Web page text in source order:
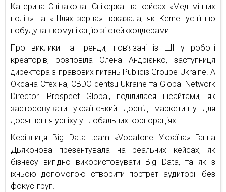
Катерина Співакова. Спікерка на кейсах «Мед мінних
полів» та «Шлях зерна» показала, як Kernel успішно
побудував комунікацію зі стейкхолдерами.
Про виклики та тренди, пов’язані із ШІ у роботі
креаторів, розповіла Олена Андрієнко, заступниця
директора з правових питань Publicis Groupe Ukraine. А
Оксана Стехіна, CBDO dentsu Ukraine та Global Network
Director iProspect Global, поділилася інсайтами, як
застосовувати український досвід маркетингу для
досягнення успіху у глобальних корпораціях.
Керівниця Big Data team «Vodafone Україна» Ганна
Дьяконова презентувала на реальних кейсах, як
бізнесу вигідно використовувати Big Data, та як з
їхньою допомогою створити портрет аудиторії без
фокус-груп.